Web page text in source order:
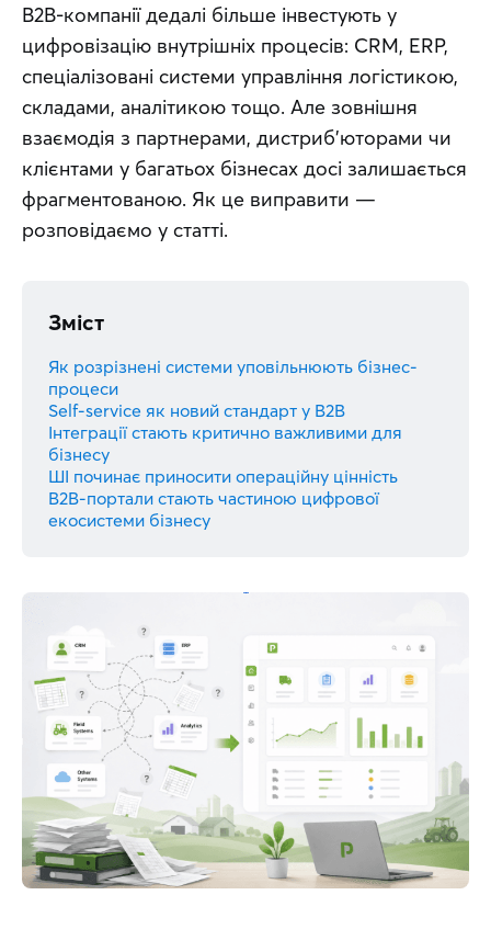
B2B-компанії дедалі більше інвестують у
цифровізацію внутрішніх процесів: CRM, ERP,
спеціалізовані системи управління логістикою,
складами, аналітикою тощо. Але зовнішня
взаємодія з партнерами, дистриб’юторами чи
клієнтами у багатьох бізнесах досі залишається
фрагментованою. Як це виправити —
розповідаємо у статті.
Зміст
Як розрізнені системи уповільнюють бізнес-
процеси
Self-service як новий стандарт у B2B
Інтеграції стають критично важливими для
бізнесу
ШІ починає приносити операційну цінність
B2B-портали стають частиною цифрової
екосистеми бізнесу